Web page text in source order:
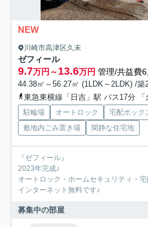
NEW
川崎市高津区久末
ゼフィール
9.7万円～13.6万円 管理/共益費
44.38㎡～56.27㎡ (1LDK～2LDK) /築
東急東横線「日吉」駅 バス17分
駐輪場 オートロック 宅配ボック
敷地内ごみ置き場
閑静な住宅地
『ゼフィール』
2023年完成♪
オートロック・ホームセキュリティ・
インターネット無料です♪
募集中の部屋